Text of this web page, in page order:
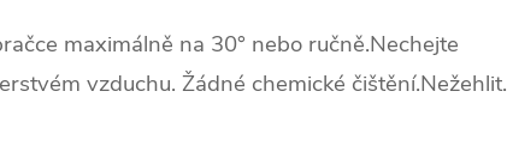
maximálně na 30° nebo ručně.Nechejte
vzduchu. Žádné chemické čištění.Nežehlit.